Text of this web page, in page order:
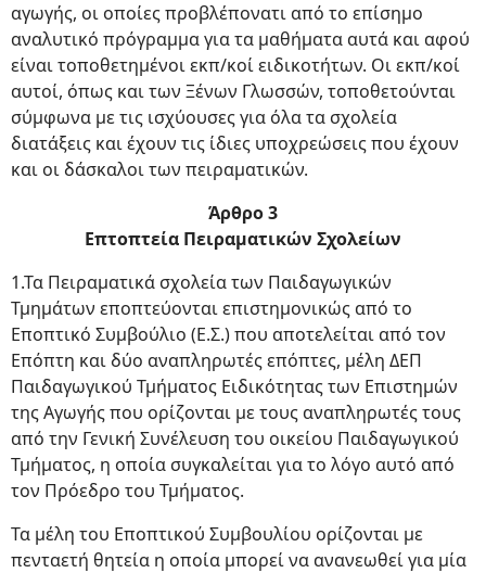
αγωγής, οι οποίες προβλέπονατι από το επίσημο
αναλυτικό πρόγραμμα για τα μαθήματα αυτά και αφού
είναι τοποθετημένοι εκπ/κοί ειδικοτήτων. Οι εκπ/κοί
αυτοί, όπως και των Ξένων Γλωσσών, τοποθετούνται
σύμφωνα με τις ισχύουσες για όλα τα σχολεία
διατάξεις και έχουν τις ίδιες υποχρεώσεις που έχουν
και οι δάσκαλοι των πειραματικών.
Άρθρο 3
Επτοπτεία Πειραματικών Σχολείων
1.Τα Πειραματικά σχολεία των Παιδαγωγικών
Τμημάτων εποπτεύονται επιστημονικώς από το
Εποπτικό Συμβούλιο (Ε.Σ.) που αποτελείται από τον
Επόπτη και δύο αναπληρωτές επόπτες, μέλη ΔΕΠ
Παιδαγωγικού Τμήματος Ειδικότητας των Επιστημών
της Αγωγής που ορίζονται με τους αναπληρωτές τους
από την Γενική Συνέλευση του οικείου Παιδαγωγικού
Τμήματος, η οποία συγκαλείται για το λόγο αυτό από
τον Πρόεδρο του Τμήματος.
Τα μέλη του Εποπτικού Συμβουλίου ορίζονται με
πενταετή θητεία η οποία μπορεί να ανανεωθεί για μία